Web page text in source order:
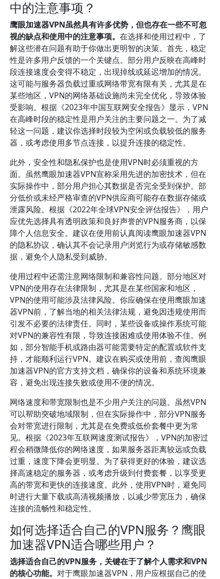
中的注意事项？
鹰眼加速器VPN虽然具有许多优势，但也存在一些不可忽
视的缺点和使用中的注意事项。 在选择和使用过程中，了
解这些潜在问题有助于你做出更明智的决策。首先，稳定
性是许多用户反馈的一个关键点。部分用户反映在高峰时
段连接速度会变得不稳定，出现掉线或延迟增加的情况。
这可能与服务器负载过重或网络带宽有限有关，尤其是在
某些地区，VPN的网络基础设施尚未完全优化，导致体验
受影响。根据《2023年中国互联网安全报告》显示，VPN
在高峰时段的稳定性是用户关注的主要问题之一。为了减
轻这一问题，建议你选择时段较为空闲或负载较低的服务
器，或考虑使用多节点连接，以提升连接的稳定性。
此外，安全性和隐私保护也是使用VPN时必须重视的方
面。虽然鹰眼加速器VPN宣称采用先进的加密技术，但在
实际操作中，部分用户担心其数据是否完全受到保护。部
分低价或未经严格审查的VPN供应商可能存在数据存储或
泄露风险。根据《2022年全球VPN安全评估报告》，用户
应优先选择具有透明政策和良好声誉的VPN服务商，以保
障个人信息安全。建议在使用前认真阅读鹰眼加速器VPN
的隐私协议，确认其不会记录用户浏览行为或存储敏感数
据，避免个人隐私受到威胁。
使用过程中还需注意网络限制和兼容性问题。部分地区对
VPN的使用存在法律限制，尤其是在某些国家和地区，
VPN的使用可能涉及法律风险。你应确保在使用鹰眼加速
器VPN前，了解当地的相关法律法规，避免因违规使用而
引发不必要的法律责任。同时，某些设备或操作系统可能
对VPN的兼容性有限，导致连接困难或使用体验不佳。例
如，部分智能手机或路由器可能需要特定的配置或软件支
持，才能顺利运行VPN。建议在购买或使用前，查阅鹰眼
加速器VPN的官方支持文档，确保你的设备和系统环境兼
容，避免出现连接失败或使用不便的情况。
网络速度和带宽限制也是不少用户关注的问题。虽然VPN
可以帮助突破地域限制，但在实际操作中，部分VPN服务
会对带宽进行限制，尤其是在免费或低价套餐中更为常
见。根据《2023年互联网速度测试报告》，VPN的加密过
程会稍微降低你的网络速度，如果服务器距离较远或负载
过重，速度下降会更明显。为了获得更好的体验，建议选
择高速稳定的服务器，或考虑升级到付费套餐，以享受更
高的带宽和更快的连接速度。此外，使用VPN时，避免同
时进行大量下载或高清视频播放，以减少带宽压力，确保
连接的流畅性和稳定性。
如何选择适合自己的VPN服务？鹰眼
加速器VPN适合哪些用户？
选择适合自己的VPN服务，关键在于了解个人需求和VPN
的核心功能。 对于鹰眼加速器VPN，用户应根据自己的使